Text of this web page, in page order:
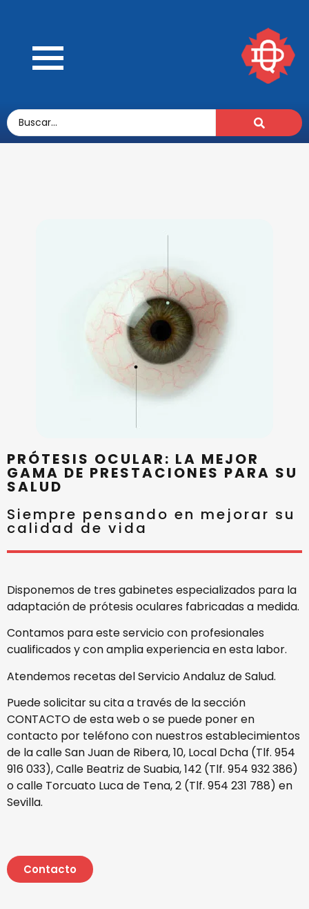
PRÓTESIS OCULAR: LA MEJOR
GAMA DE PRESTACIONES PARA SU
SALUD
Siempre pensando en mejorar su
calidad de vida
Disponemos de tres gabinetes especializados para la
adaptación de prótesis oculares fabricadas a medida.
Contamos para este servicio con profesionales
cualificados y con amplia experiencia en esta labor.
Atendemos recetas del Servicio Andaluz de Salud.
Puede solicitar su cita a través de la sección
CONTACTO de esta web o se puede poner en
contacto por teléfono con nuestros establecimientos
de la calle San Juan de Ribera, 10, Local Dcha (Tlf. 954
916 033), Calle Beatriz de Suabia, 142 (Tlf. 954 932 386)
o calle Torcuato Luca de Tena, 2 (Tlf. 954 231 788) en
Sevilla.
Contacto